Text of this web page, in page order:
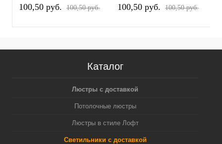
100,50 pуб. 100,50 pуб. 100,50 pуб. 100,50 pуб.
Каталог
Люстры с доставкой
Потолочные люстры
Люстры в стиле Лофт
Светильники с доставкой